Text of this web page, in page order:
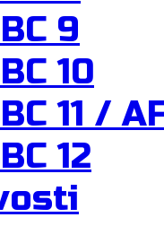
9
10
11 /
12